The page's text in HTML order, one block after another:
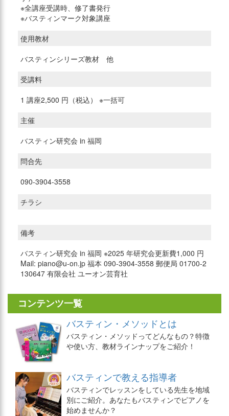
※全講座受講時、修了書発行
※バスティンマーク対象講座
使用教材
バスティンシリーズ教材 他
受講料
1 講座2,500 円（税込） ※一括可
主催
バスティン研究会 in 福岡
問合先
090-3904-3558
チラシ
備考
バスティン研究会 in 福岡 ※2025 年研究会更新費1,000 円
Mail: piano@u-on.jp 福本 090-3904-3558 郵便局 01700-2
130647 有限会社 ユーオン芸育社
コンテンツ一覧
バスティン・メソッドとは
バスティン・メソッドってどんなもの？特徴
や使い方、教材ラインナップをご紹介！
バスティンで教える指導者
バスティンでレッスンをしている先生を地域
別にご紹介。あなたもバスティンでピアノを
始めませんか？